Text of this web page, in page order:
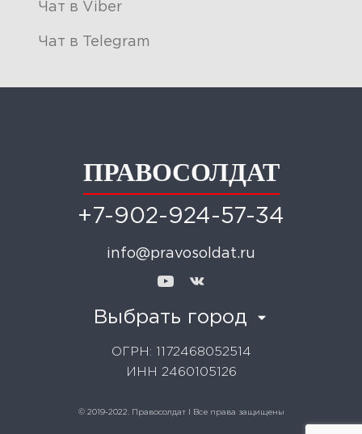
Чат в Viber
Чат в Telegram
ПРАВОСОЛДАТ
+7-902-924-57-34
info@pravosoldat.ru
Выбрать город
ОГРН: 1172468052514
ИНН 2460105126
© 2019-2022. Правосолдат I Все права защищены